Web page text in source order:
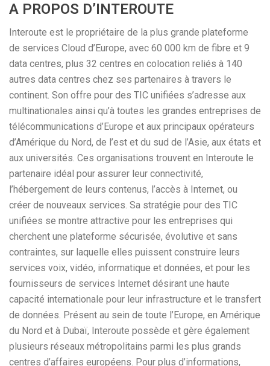
A PROPOS D’INTEROUTE
Interoute est le propriétaire de la plus grande plateforme
de services Cloud d’Europe, avec 60 000 km de fibre et 9
data centres, plus 32 centres en colocation reliés à 140
autres data centres chez ses partenaires à travers le
continent. Son offre pour des TIC unifiées s’adresse aux
multinationales ainsi qu’à toutes les grandes entreprises de
télécommunications d’Europe et aux principaux opérateurs
d’Amérique du Nord, de l’est et du sud de l’Asie, aux états et
aux universités. Ces organisations trouvent en Interoute le
partenaire idéal pour assurer leur connectivité,
l’hébergement de leurs contenus, l’accès à Internet, ou
créer de nouveaux services. Sa stratégie pour des TIC
unifiées se montre attractive pour les entreprises qui
cherchent une plateforme sécurisée, évolutive et sans
contraintes, sur laquelle elles puissent construire leurs
services voix, vidéo, informatique et données, et pour les
fournisseurs de services Internet désirant une haute
capacité internationale pour leur infrastructure et le transfert
de données. Présent au sein de toute l’Europe, en Amérique
du Nord et à Dubaï, Interoute possède et gère également
plusieurs réseaux métropolitains parmi les plus grands
centres d’affaires européens. Pour plus d’informations,